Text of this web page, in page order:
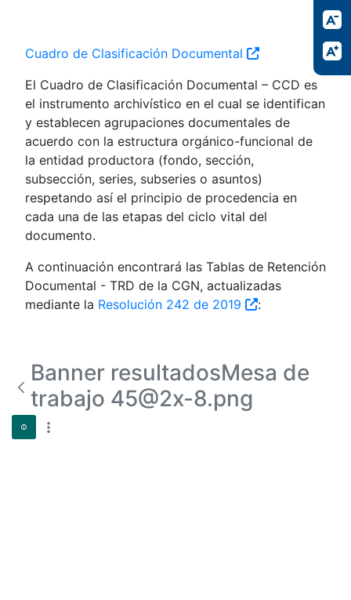
Cuadro de Clasificación Documental
El Cuadro de Clasificación Documental – CCD es
el instrumento archivístico en el cual se identifican
y establecen agrupaciones documentales de
acuerdo con la estructura orgánico-funcional de
la entidad productora (fondo, sección,
subsección, series, subseries o asuntos)
respetando así el principio de procedencia en
cada una de las etapas del ciclo vital del
documento.
A continuación encontrará las Tablas de Retención
Documental - TRD de la CGN, actualizadas
mediante la Resolución 242 de 2019 :
Banner resultadosMesa de
trabajo 45@2x-8.png